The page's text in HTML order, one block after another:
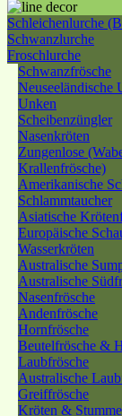
Schleichenlurche
Schwanzlurche
Froschlurche
Schwanzfrösche
Neuseeländische
Unken
Scheibenzüngler
Nasenkröten
Zungenlose
Krallenfrösche)
Amerikanische
Schlammtaucher
Asiatische
Europäische
Wasserkröten
Australische
Australische
Nasenfrösche
Andenfrösche
Hornfrösche
Beutelfrösche &
Laubfrösche
Australische
Greiffrösche
Kröten &